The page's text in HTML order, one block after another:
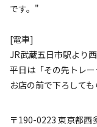
です。"
[電車]
JR武蔵五日市駅より
平日は「その先トレ
お店の前で下ろしても
〒190-0223 東京都西